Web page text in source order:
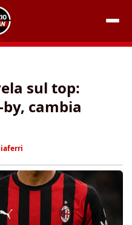
sul top:
cambia